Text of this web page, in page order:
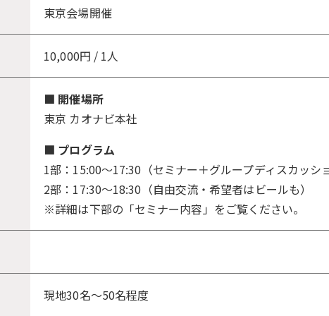
東京会場開催
10,000円 / 1人
■ 開催場所
東京 カオナビ本社
■ プログラム
1部：15:00〜17:30（セミナー＋グループディスカッシ
2部：17:30〜18:30（自由交流・希望者はビールも）
※詳細は下部の「セミナー内容」をご覧ください。
現地30名〜50名程度